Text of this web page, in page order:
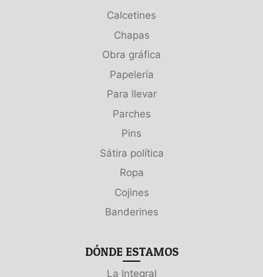
Calcetines
Chapas
Obra gráfica
Papelería
Para llevar
Parches
Pins
Sátira política
Ropa
Cojines
Banderines
DÓNDE ESTAMOS
La Integral